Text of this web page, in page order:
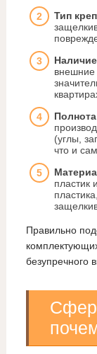
Тип
внешние
(углы,
что и
пластик
Правильно
безупречного